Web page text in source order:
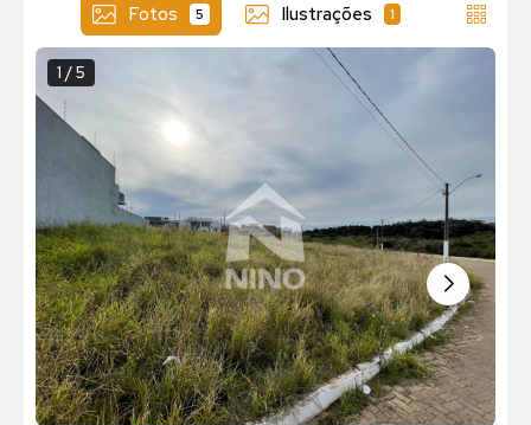
Fotos 5 Ilustrações 1
1 / 5